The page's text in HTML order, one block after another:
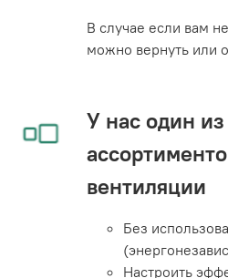
В случае если вам
можно вернуть или
У нас один
вентиляции
Без
Настроить